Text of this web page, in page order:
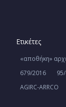
Ετικέτες
«αποθήκη»
679/2016
AGIRC-ARRCO